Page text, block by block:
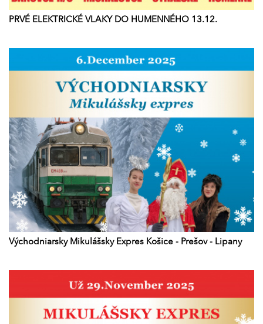
PRVÉ ELEKTRICKÉ VLAKY DO HUMENNÉHO 13.12.
Východniarsky Mikulášsky Expres Košice - Prešov - Lipany